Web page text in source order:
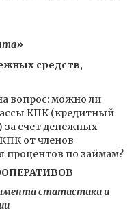
средств,
вопрос: можно ли
КПК (кредитный
за счет денежных
от членов
процентов по займам?
статистики и